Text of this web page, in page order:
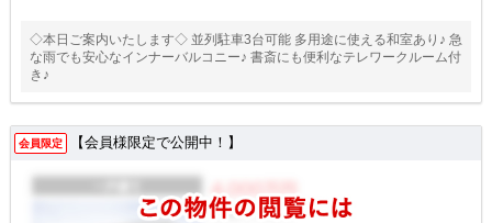
◇本日ご案内いたします◇ 並列駐車3台可能 多用途に使える和室あり♪ 急
な雨でも安心なインナーバルコニー♪ 書斎にも便利なテレワークルーム付
き♪
会員限定 【会員様限定で公開中！】